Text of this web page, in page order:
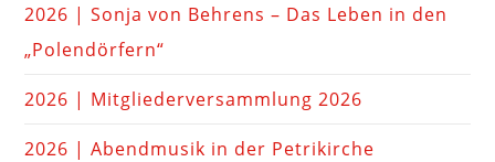
2026 | Sonja von Behrens – Das Leben in den
„Polendörfern“
2026 | Mitgliederversammlung 2026
2026 | Abendmusik in der Petrikirche